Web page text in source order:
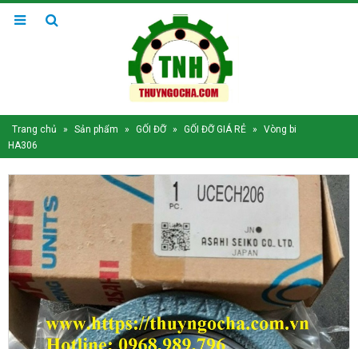
Trang chủ » Sản phẩm » GỐI ĐỠ » GỐI ĐỠ GIÁ RẺ »
Vòng bi
HA306